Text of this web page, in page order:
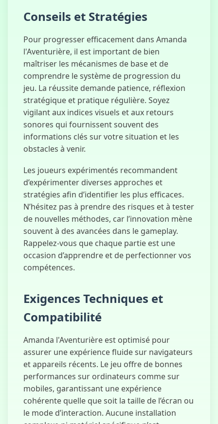
Conseils et Stratégies
Pour progresser efficacement dans Amanda
l'Aventurière, il est important de bien
maîtriser les mécanismes de base et de
comprendre le système de progression du
jeu. La réussite demande patience, réflexion
stratégique et pratique régulière. Soyez
vigilant aux indices visuels et aux retours
sonores qui fournissent souvent des
informations clés sur votre situation et les
obstacles à venir.
Les joueurs expérimentés recommandent
d’expérimenter diverses approches et
stratégies afin d’identifier les plus efficaces.
N’hésitez pas à prendre des risques et à tester
de nouvelles méthodes, car l’innovation mène
souvent à des avancées dans le gameplay.
Rappelez-vous que chaque partie est une
occasion d’apprendre et de perfectionner vos
compétences.
Exigences Techniques et
Compatibilité
Amanda l'Aventurière est optimisé pour
assurer une expérience fluide sur navigateurs
et appareils récents. Le jeu offre de bonnes
performances sur ordinateurs comme sur
mobiles, garantissant une expérience
cohérente quelle que soit la taille de l’écran ou
le mode d’interaction. Aucune installation